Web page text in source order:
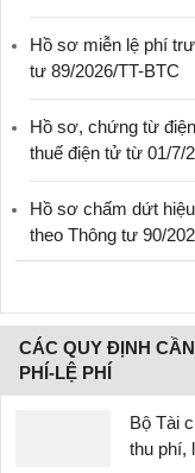
Hồ sơ miễn lệ phí
tư 89/2026/TT-BTC
Hồ sơ, chứng từ
thuế điện tử từ 01/7/
Hồ sơ chấm dứt
theo Thông tư 90/
CÁC QUY ĐỊNH
PHÍ-LỆ PHÍ
Bộ Tài
thu phí,